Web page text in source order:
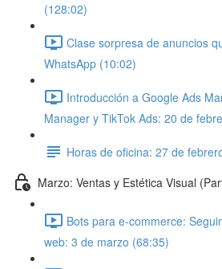
(128:02)
Clase sorpresa de anuncios
WhatsApp (10:02)
Introducción a Google Ads
Manager y TikTok Ads: 20 de
Horas de oficina: 27 de
Marzo: Ventas y Estética Visual
Bots para e-commerce:
web: 3 de marzo (68:35)